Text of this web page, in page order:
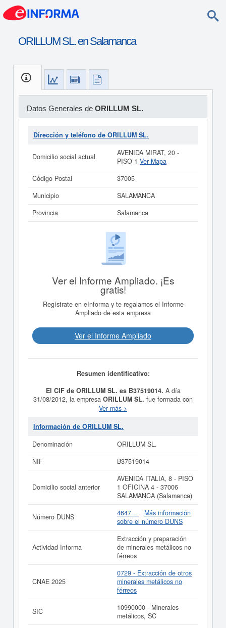
ORILLUM SL. en Salamanca
Datos Generales de ORILLUM SL.
Dirección y teléfono de ORILLUM SL.
Domicilio social actual
AVENIDA MIRAT, 20 -
PISO 1 Ver Mapa
Código Postal
37005
Municipio
SALAMANCA
Provincia
Salamanca
Ver el Informe Ampliado. ¡Es
gratis!
Regístrate en eInforma y te regalamos el Informe
Ampliado de esta empresa
Ver el Informe Ampliado
Resumen identificativo:
El CIF de ORILLUM SL. es B37519014. A día
31/08/2012, la empresa ORILLUM SL. fue formada con
el objetivo La exploración, investigación y extracción de
recursos y sustancias mineras, la implantación y
organización de industrias relacionadas con estas
industriales o químicos. Su categorización en el CNAE
férreos. En la clasificación SIC, la empresa
ha consultado en eInforma un total de 17 veces. La
última consulta ha sido el 15/12/2025. Esta compañia
puede solicitar alguna subvención y para informarse de
cuales son, puede hacerlo en esta misma web. Su
patrimonio social de la compañia está entre el rango de
0 a 3.100 €. Esta empresa ha publicado 16 actos en el
BORME y se dió de alta en el Registro Mercantil de
Salamanca.
Si está interesado en conocer más datos de la empresa
acceder inmediatamente a este
de ORILLUM SL. y consultar los
resultados de sus años de actividad, así como los
balances y cuentas de resultados disponibles.
La última actualización del informe de empresa se ha
realizado el 09/06/2026.
Ver más >
Información de ORILLUM SL.
Denominación
ORILLUM SL.
NIF
B37519014
Domicilio social anterior
AVENIDA ITALIA, 8 - PISO
1 OFICINA 4 - 37006
SALAMANCA (Salamanca)
Número DUNS 4647...
Más información
sobre el número DUNS
Actividad Informa
Extracción y preparación
de minerales metálicos no
férreos
CNAE 2025
0729 - Extracción de otros
minerales metálicos no
férreos
SIC
10990000 - Minerales
metálicos, SC